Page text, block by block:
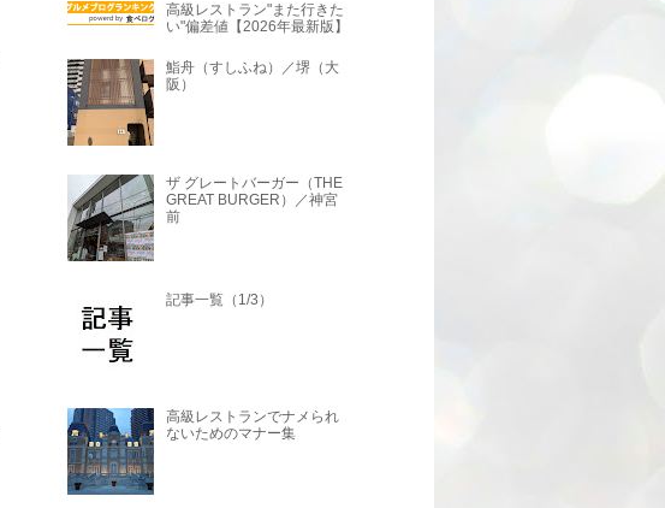
高級レストラン"また行きた
い"偏差値【2026年最新版】
鮨舟（すしふね）／堺（大
阪）
ザ グレートバーガー（THE
GREAT BURGER）／神宮
前
記事一覧（1/3）
高級レストランでナメられ
ないためのマナー集